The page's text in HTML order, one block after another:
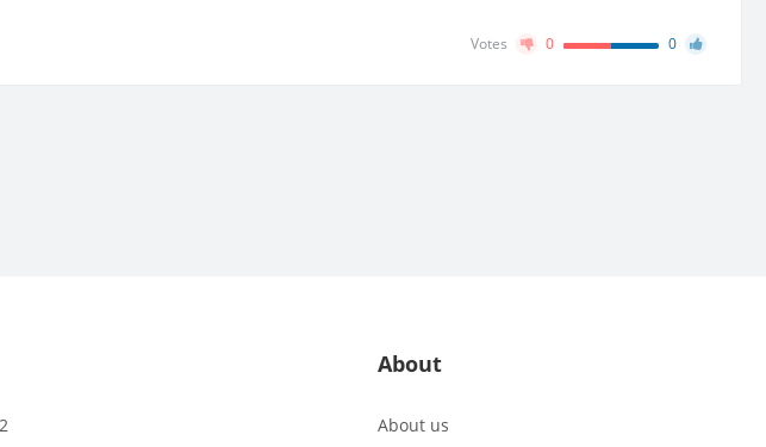
Votes 0 0
About
About us